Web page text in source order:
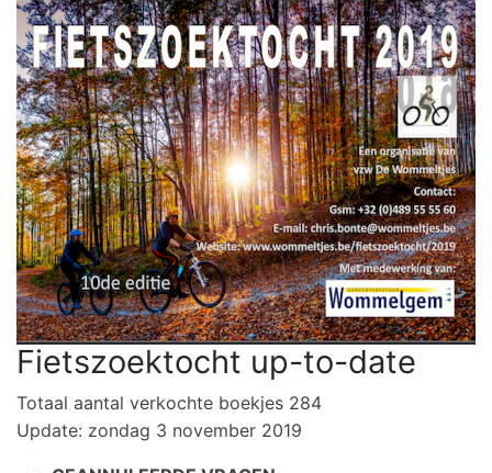
Fietszoektocht up-to-date
Totaal aantal verkochte boekjes 284
Update: zondag 3 november 2019